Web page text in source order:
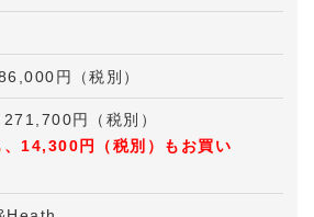
円（税別）
271,700円（税別）
14,300 円（税別）もお買い